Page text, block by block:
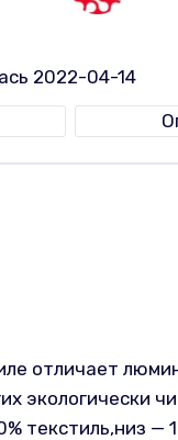
2022-04-14
отличает
экологически
текстиль,низ —